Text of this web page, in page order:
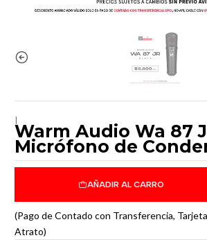
|
Warm Audio Wa 87
Micrófono de
AÑADIR AL CARRO
(Pago de Contado con Transferencia,
Atrato)